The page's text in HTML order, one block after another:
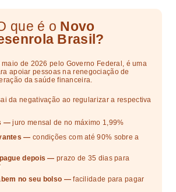
que é o Novo
Brasil?
de 2026 pelo Governo Federal, é uma
apoiar pessoas na renegociação de
da saúde financeira.
da negativação ao regularizar a respectiva
— juro mensal de no máximo 1,99%
— condições com até 90% sobre a
depois — prazo de 35 dias para
no seu bolso —facilidade para pagar